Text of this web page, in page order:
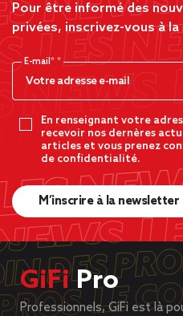
Pour être informé des
privées, inscrivez-vous à
E-mail*
En renseignant votre
recevoir nos dernères
articles et vous prenez
de confidentialité.
M’inscrire à la newsletter
GiFiPro
Professionnels, GiFi est là